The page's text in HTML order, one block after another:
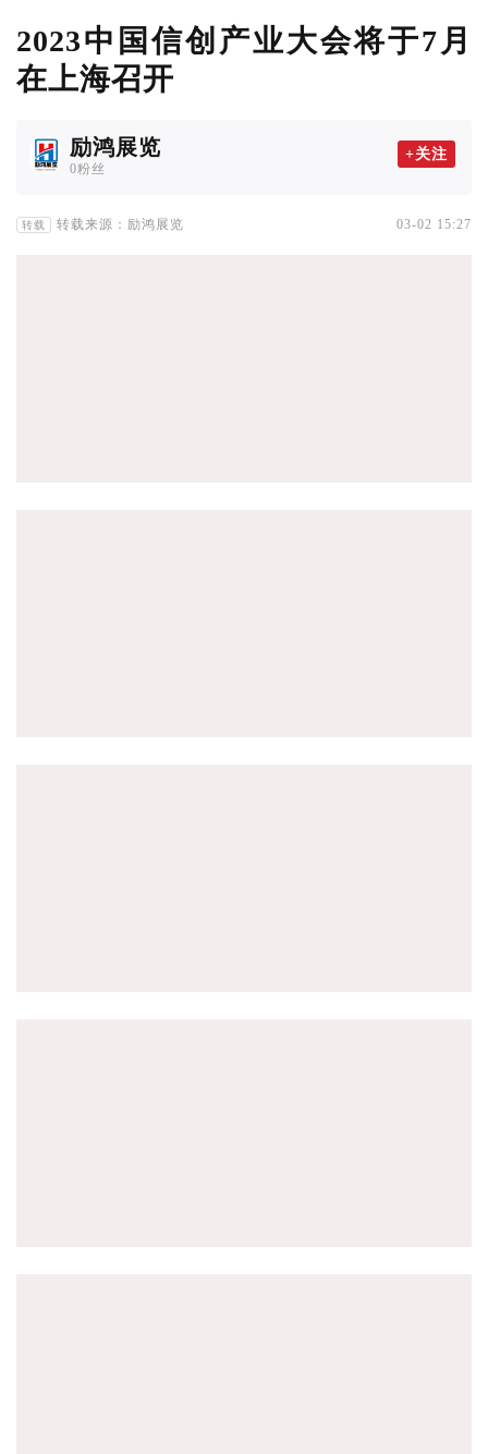
2023中国信创产业大会将于7月
在上海召开
励鸿展览
0粉丝
+关注
转载 转载来源：励鸿展览 03-02 15:27